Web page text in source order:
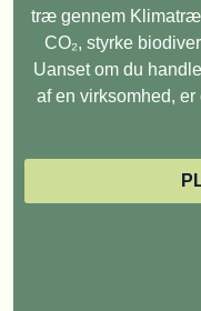
træ gennem
CO₂, styrke
Uanset om du
af en virksomhed,